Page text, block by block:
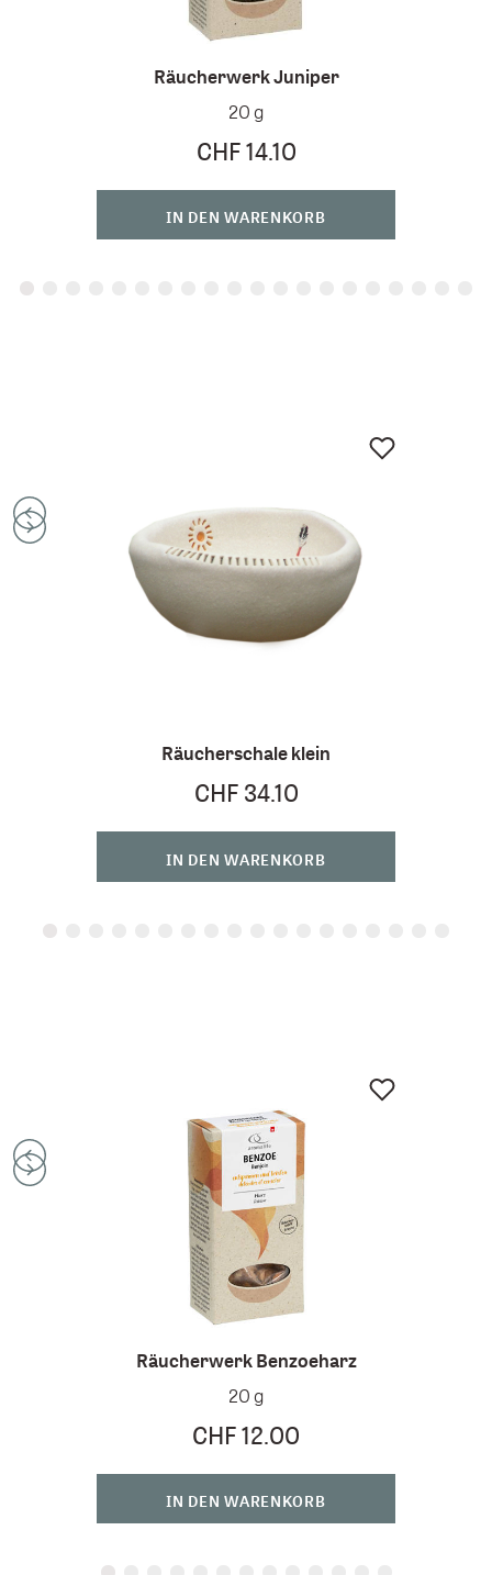
Räucherwerk Juniper
20 g
CHF 14.10
IN DEN WARENKORB
Räucherschale klein
CHF 34.10
IN DEN WARENKORB
Räucherwerk Benzoeharz
20 g
CHF 12.00
IN DEN WARENKORB